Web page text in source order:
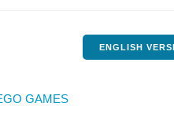
ENGLISH
GAMES